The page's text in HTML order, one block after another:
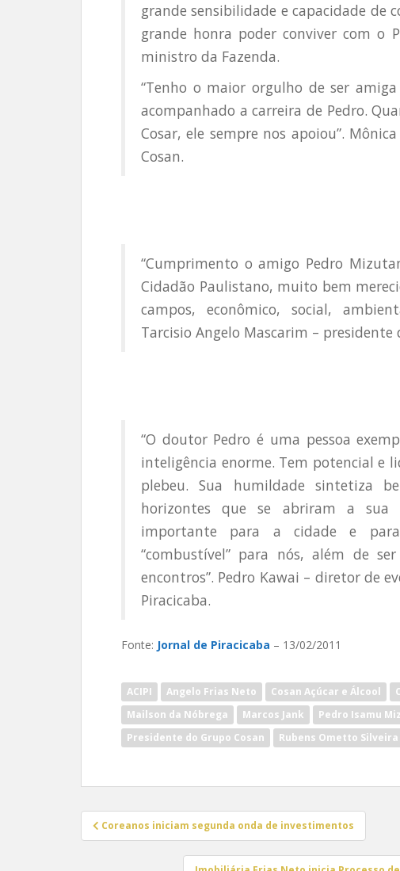
grande sensibilidade e capacidade de
grande honra poder conviver com o
ministro da Fazenda.
“Tenho o maior orgulho de ser
acompanhado a carreira de Pedro.
Cosar, ele sempre nos apoiou”.
Cosan.
“Cumprimento o amigo Pedro
Cidadão Paulistano, muito bem
campos, econômico, social,
Tarcisio Angelo Mascarim – presidente
“O doutor Pedro é uma pessoa
inteligência enorme. Tem potencial e
plebeu. Sua humildade sintetiza
horizontes que se abriram a
importante para a cidade e
“combustível” para nós, além de
encontros”. Pedro Kawai – diretor de
Piracicaba.
Fonte: Jornal de Piracicaba – 13/02/2011
ACIPI Angelo Frias Neto Cosan Açúcar e Álcool
Mailson da Nóbrega
Marcos Jank Pedro Isamu
Presidente do Grupo Cosan
Rubens Ometto
Navegação
de
Coreanos iniciam segunda onda de investimentos